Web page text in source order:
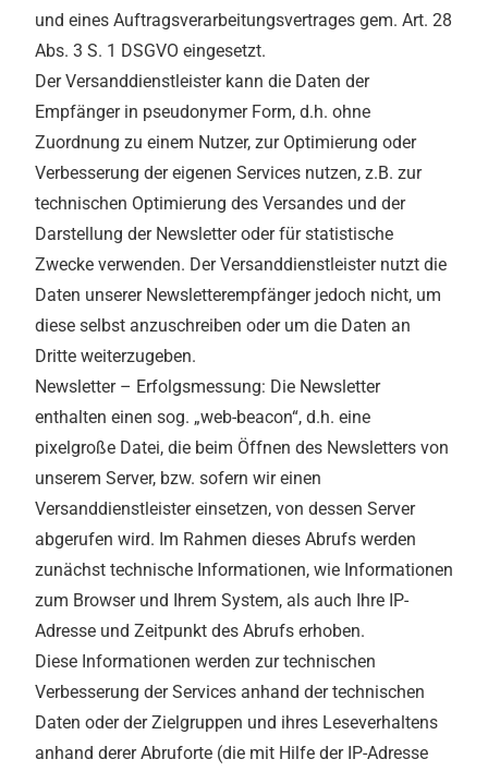
und eines Auftragsverarbeitungsvertrages gem. Art. 28
Abs. 3 S. 1 DSGVO eingesetzt.
Der Versanddienstleister kann die Daten der
Empfänger in pseudonymer Form, d.h. ohne
Zuordnung zu einem Nutzer, zur Optimierung oder
Verbesserung der eigenen Services nutzen, z.B. zur
technischen Optimierung des Versandes und der
Darstellung der Newsletter oder für statistische
Zwecke verwenden. Der Versanddienstleister nutzt die
Daten unserer Newsletterempfänger jedoch nicht, um
diese selbst anzuschreiben oder um die Daten an
Dritte weiterzugeben.
Newsletter – Erfolgsmessung: Die Newsletter
enthalten einen sog. „web-beacon“, d.h. eine
pixelgroße Datei, die beim Öffnen des Newsletters von
unserem Server, bzw. sofern wir einen
Versanddienstleister einsetzen, von dessen Server
abgerufen wird. Im Rahmen dieses Abrufs werden
zunächst technische Informationen, wie Informationen
zum Browser und Ihrem System, als auch Ihre IP-
Adresse und Zeitpunkt des Abrufs erhoben.
Diese Informationen werden zur technischen
Verbesserung der Services anhand der technischen
Daten oder der Zielgruppen und ihres Leseverhaltens
anhand derer Abruforte (die mit Hilfe der IP-Adresse